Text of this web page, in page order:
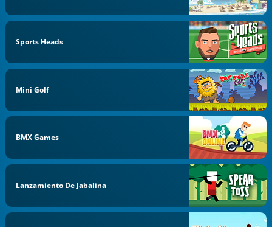
Sports Heads
Mini Golf
BMX Games
Lanzamiento De Jabalina